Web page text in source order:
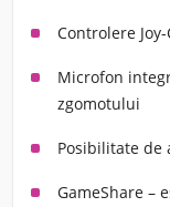
Controlere
Microfon
zgomotului
Posibilitate
GameShare –